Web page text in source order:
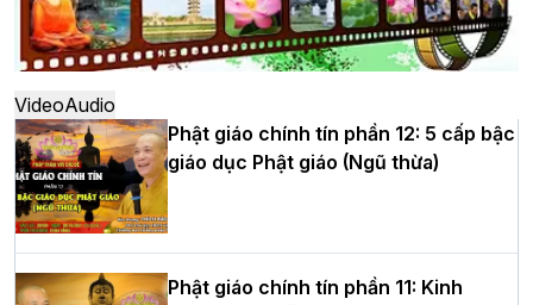
Hà Nội: Ngày tu học cuối cùng khép lại
khóa sinh hoạt Phật pháp mùa hè lần
thứ XIV tại chùa Bằng
Học yêu thương trong ngày tu tập thứ
tư của Khóa sinh hoạt Phật pháp mùa
hè tại chùa Bằng
VideoAudio
Phật giáo chính tín phần 12: 5 cấp bậc
giáo dục Phật giáo (Ngũ thừa)
Phật giáo chính tín phần 11: Kinh